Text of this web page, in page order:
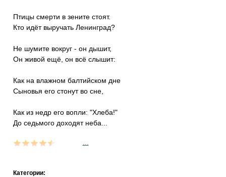
Птицы смерти в зените стоят.
Кто идёт выручать Ленинград?
Не шумите вокруг - он дышит,
Он живой ещё, он всё слышит:
Как на влажном балтийском дне
Сыновья его стонут во сне,
Как из недр его вопли: "Хлеба!"
До седьмого доходят неба...
Категории: